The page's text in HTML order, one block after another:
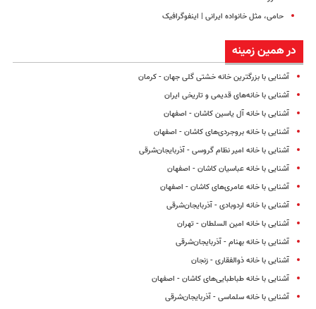
حامی، مثل خانواده ایرانی | اینفوگرافیک
در همین زمینه
آشنایی با بزرگترین خانه خشتی گلی جهان - کرمان
آشنایی با خانه‌های قدیمی و تاریخی ایران
آشنایی با خانه آل یاسین کاشان - اصفهان
آشنایی با خانه بروجردی‌های کاشان - اصفهان
آشنایی با خانه امیر نظام گروسی - آذربایجان‌شرقی
آشنایی با خانه عباسیان کاشان - اصفهان
آشنایی با خانه عامری‌های کاشان - اصفهان
آشنایی با خانه اردوبادی - آذربایجان‌شرقی
آشنایی با خانه امین السلطان - تهران
آشنایی با خانه بهنام - آذربایجان‌شرقی
آشنایی با خانه ذوالفقاری - زنجان
آشنایی با خانه طباطبایی‌های کاشان - اصفهان
آشنایی با خانه سلماسی - آذربایجان‌شرقی